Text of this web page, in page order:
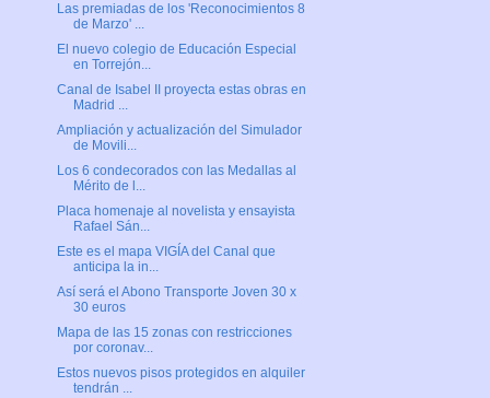
Las premiadas de los 'Reconocimientos 8
de Marzo' ...
El nuevo colegio de Educación Especial
en Torrejón...
Canal de Isabel II proyecta estas obras en
Madrid ...
Ampliación y actualización del Simulador
de Movili...
Los 6 condecorados con las Medallas al
Mérito de l...
Placa homenaje al novelista y ensayista
Rafael Sán...
Este es el mapa VIGÍA del Canal que
anticipa la in...
Así será el Abono Transporte Joven 30 x
30 euros
Mapa de las 15 zonas con restricciones
por coronav...
Estos nuevos pisos protegidos en alquiler
tendrán ...